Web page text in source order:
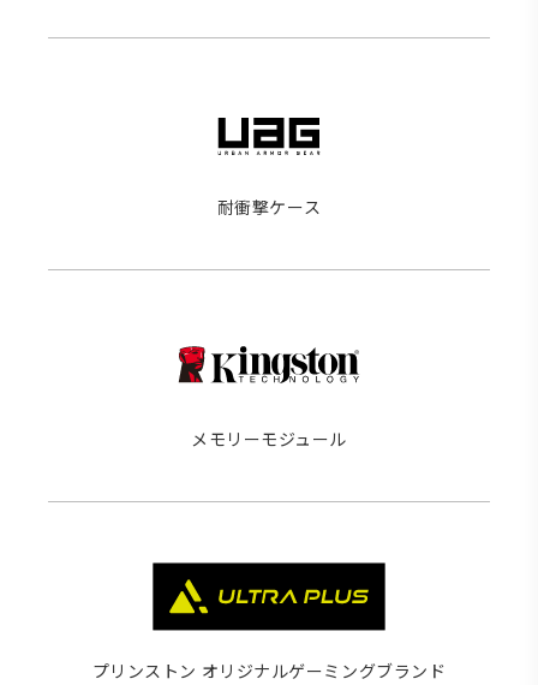
耐衝撃ケース
メモリーモジュール
プリンストン オリジナルゲーミングブランド